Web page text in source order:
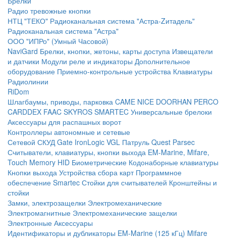
Радио тревожные кнопки
НТЦ "ТЕКО" Радиоканальная система "Астра-Zитадель"
Радиоканальная система "Астра"
ООО "ИПРо" (Умный Часовой)
NaviGard Брелки, кнопки, жетоны, карты доступа Извещатели
и датчики Модули реле и индикаторы Дополнительное
оборудование Приемно-контрольные устройства Клавиатуры
Радиолинии
RiDom
Шлагбаумы, приводы, парковка CAME NICE DOORHAN PERCO
CARDDEX FAAC SKYROS SMARTEC Универсальные брелоки
Аксессуары для распашных ворот
Контроллеры автономные и сетевые
Сетевой СКУД Gate IronLogic VGL Патруль Quest Parsec
Считыватели, клавиатуры, кнопки выхода EM-Marine, Mifare,
Touch Memory HID Биометрические Кодонаборные клавиатуры
Кнопки выхода Устройства сбора карт Программное
обеспечение Smartec Стойки для считывателей Кронштейны и
стойки
Замки, электрозащелки Электромеханические
Электромагнитные Электромеханические защелки
Электронные Аксессуары
Идентификаторы и дубликаторы EM-Marine (125 кГц) Mifare